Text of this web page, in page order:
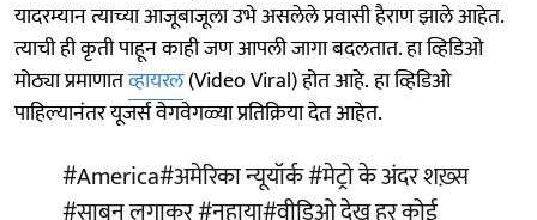
यादरम्यान त्याच्या आजूबाजूला उभे असलेले प्रवासी हैराण झाले आहेत.
त्याची ही कृती पाहून काही जण आपली जागा बदलतात. हा व्हिडिओ
मोठ्या प्रमाणातव्हायरल(Video Viral) होत आहे. हा व्हिडिओ
पाहिल्यानंतर यूजर्स वेगवेगळ्या प्रतिक्रिया देत आहेत.
#America#अमेरिकान्यूयॉर्क#मेट्रोके अंदर शख़्स